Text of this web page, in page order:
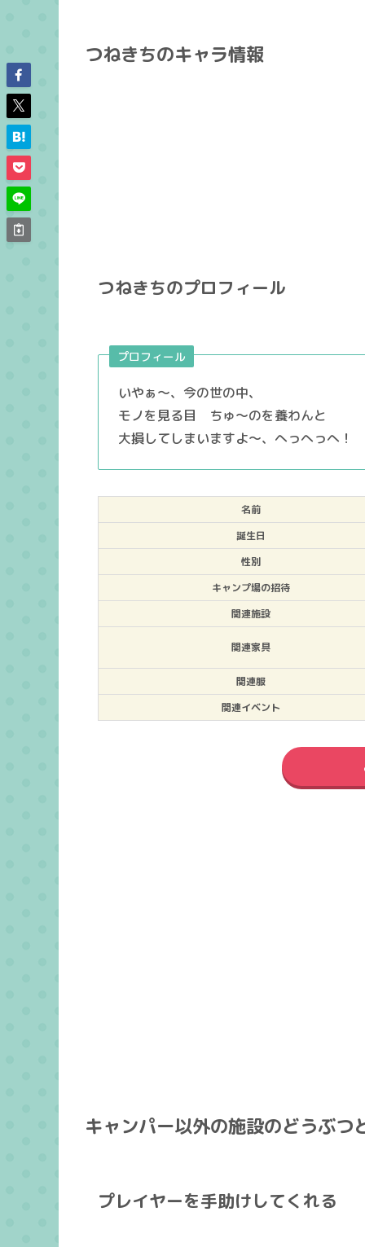
つねきちのキャラ情報
つねきちのプロフィール
プロフィール
いやぁ～、今の世の中、
モノを見る目 ちゅ～のを養わんと
大損してしまいますよ～、へっへっへ！
名前
誕生日
性別
キャンプ場の招待
関連施設
関連家具
関連服
関連イベント
キャンパー以外の施設のどうぶつ
プレイヤーを手助けしてくれる